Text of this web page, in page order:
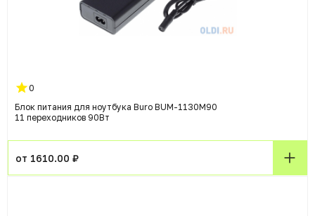
0
Блок питания для ноутбука Buro BUM-1130M90
11 переходников 90Вт
от 1610.00 ₽